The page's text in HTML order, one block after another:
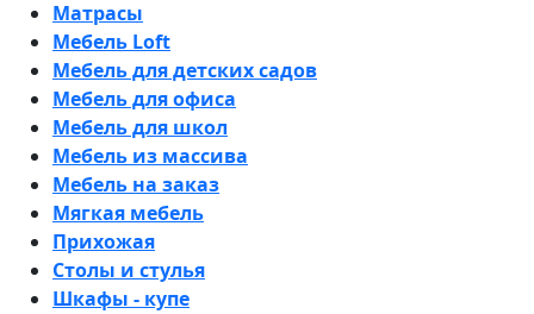
Матрасы
Мебель Loft
Мебель для детских садов
Мебель для офиса
Мебель для школ
Мебель из массива
Мебель на заказ
Мягкая мебель
Прихожая
Столы и стулья
Шкафы - купе